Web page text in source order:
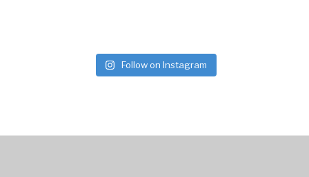
Follow on Instagram